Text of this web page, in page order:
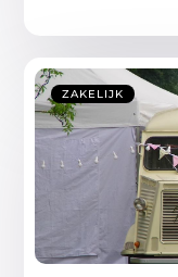
ZAKELIJK